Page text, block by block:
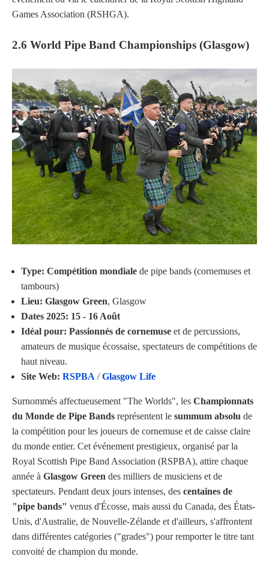
Games Association (RSHGA).
2.6 World Pipe Band Championships (Glasgow)
Type: Compétition mondiale de pipe bands (cornemuses et
tambours)
Lieu: Glasgow Green, Glasgow
Dates 2025: 15 - 16 Août
Idéal pour: Passionnés de cornemuse et de percussions,
amateurs de musique écossaise, spectateurs de compétitions de
haut niveau.
Site Web: RSPBA /Glasgow Life
Surnommés affectueusement "The Worlds", les Championnats
du Monde de Pipe Bands représentent le summum absolu de
la compétition pour les joueurs de cornemuse et de caisse claire
du monde entier. Cet événement prestigieux, organisé par la
Royal Scottish Pipe Band Association (RSPBA), attire chaque
année à Glasgow Green des milliers de musiciens et de
spectateurs. Pendant deux jours intenses, des centaines de
"pipe bands" venus d'Écosse, mais aussi du Canada, des États-
Unis, d'Australie, de Nouvelle-Zélande et d'ailleurs, s'affrontent
dans différentes catégories ("grades") pour remporter le titre tant
convoité de champion du monde.